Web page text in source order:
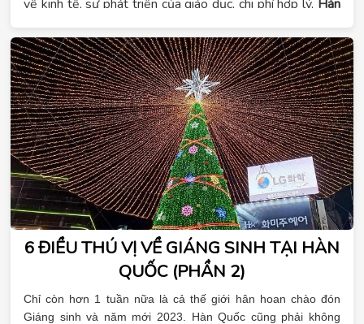
về kinh tế, sự phát triển của giáo dục, chi phí hợp lý, Hàn
học” của nhiều bạn trẻ Việt Nam. Bởi vậy hãy cùng tìm
hiểu chương trình du học tại Tomato Thuỷ Nguyên Hải
Phòng dưới đây :
6 ĐIỀU THÚ VỊ VỀ GIÁNG SINH TẠI HÀN
QUỐC (PHẦN 2)
Chỉ còn hơn 1 tuần nữa là cả thế giới hân hoan chào đón
Giáng sinh và năm mới 2023. Hàn Quốc cũng phải không